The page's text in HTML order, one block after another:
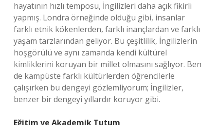
hayatının hızlı temposu, İngilizleri daha açık fikirli
yapmış. Londra örneğinde olduğu gibi, insanlar
farklı etnik kökenlerden, farklı inançlardan ve farklı
yaşam tarzlarından geliyor. Bu çeşitlilik, İngilizlerin
hoşgörülü ve aynı zamanda kendi kültürel
kimliklerini koruyan bir millet olmasını sağlıyor. Ben
de kampüste farklı kültürlerden öğrencilerle
çalışırken bu dengeyi gözlemliyorum; İngilizler,
benzer bir dengeyi yıllardır koruyor gibi.
Eğitim ve Akademik Tutum